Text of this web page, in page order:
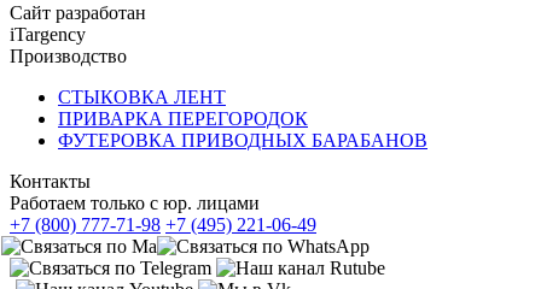
Сайт разработан
iTargency
Производство
СТЫКОВКА ЛЕНТ
ПРИВАРКА ПЕРЕГОРОДОК
ФУТЕРОВКА ПРИВОДНЫХ БАРАБАНОВ
Контакты
Работаем только с юр. лицами
+7 (800) 777-71-98 +7 (495) 221-06-49